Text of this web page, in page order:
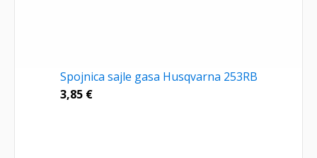
Spojnica sajle gasa Husqvarna 253RB
3,85 €